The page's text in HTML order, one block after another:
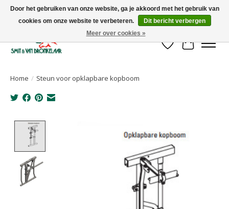
Uw leverancier voor stalinrichtingen en het opruwen van betonvloeren!
Verlanglijst
Home / Steun voor opklapbare kopboom
Door het gebruiken van onze website, ga je akkoord met het gebruik van
cookies om onze website te verbeteren.
Dit bericht verbergen
Meer over cookies »